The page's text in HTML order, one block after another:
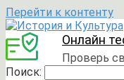
Перейти к контенту
Онлайн
Проверь
Поиск: